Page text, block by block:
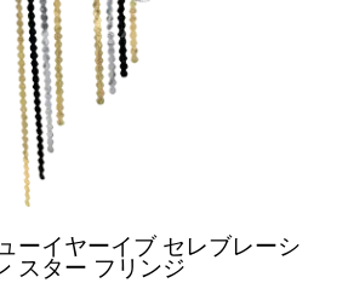
ーイヤーイブ セレブレーシ
スター フリンジ